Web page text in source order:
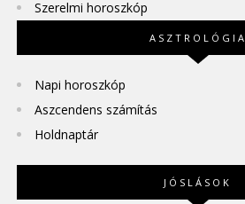
Szerelmi horoszkóp
ASZTROLÓGIA
Napi horoszkóp
Aszcendens számítás
Holdnaptár
JÓSLÁSOK